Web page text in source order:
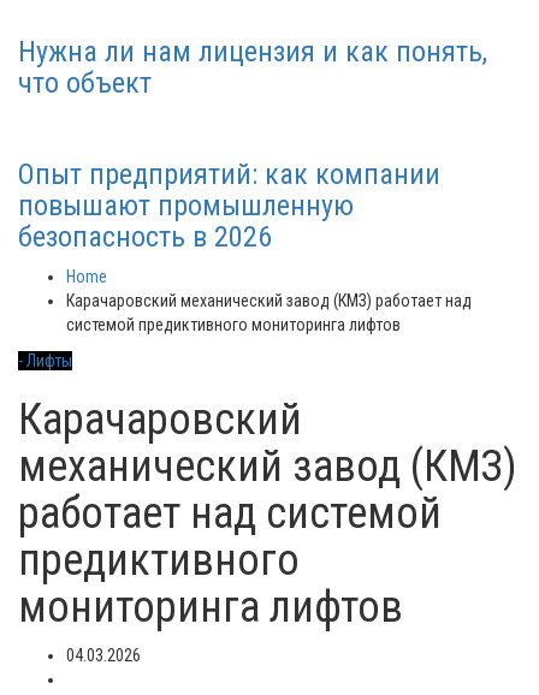
Нужна ли нам лицензия и как понять,
что объект
Опыт предприятий: как компании
повышают промышленную
безопасность в 2026
Home
Карачаровский механический завод (КМЗ) работает над
системой предиктивного мониторинга лифтов
- Лифты
Карачаровский
механический завод (КМЗ)
работает над системой
предиктивного
мониторинга лифтов
04.03.2026